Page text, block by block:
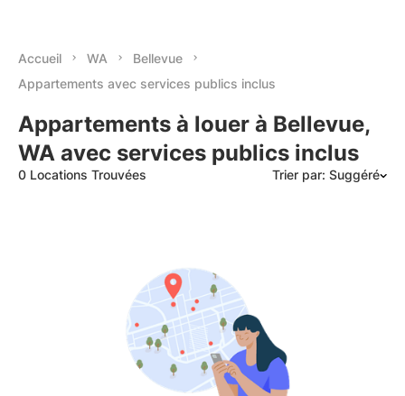
Accueil WA
Bellevue
Appartements avec services publics inclus
Appartements à louer à Bellevue,
WA avec services publics inclus
0 Locations Trouvées Trier par: Suggéré
Date: les plus anciens d’abord